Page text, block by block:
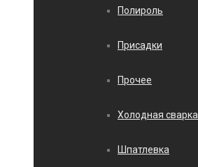
Полироль
Присадки
Прочее
Холодная сварка
Шпатлевка